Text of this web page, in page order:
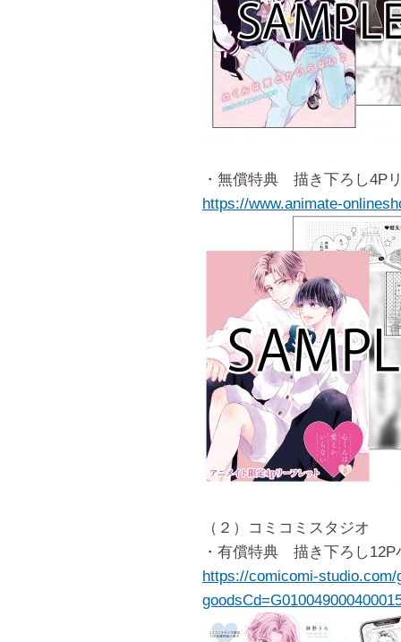
・無償特典 描き下ろし4P
https://www.animate-
（２）コミコミスタジオ
・有償特典 描き下ろし12P
https://comicomi-studio.com/